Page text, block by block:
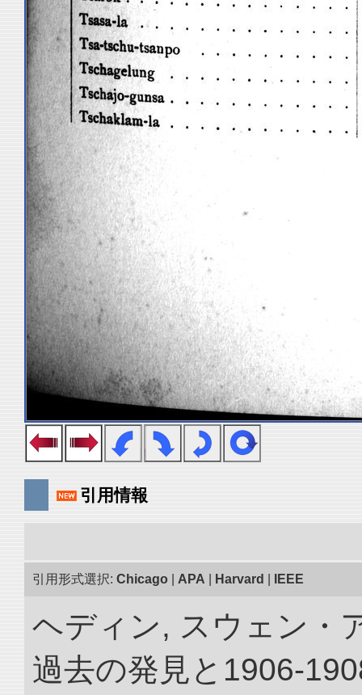
引用情報
引用形式選択: Chicago APA Harvard IEEE
ヘディン, スウェン・
過去の発見と1906-